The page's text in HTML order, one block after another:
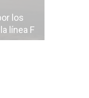
los
línea F